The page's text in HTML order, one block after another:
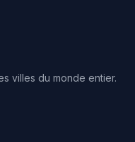
villes du monde entier.